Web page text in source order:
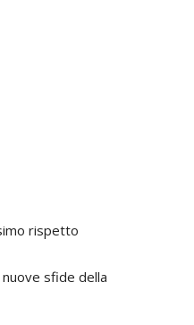
rispetto
sfide della